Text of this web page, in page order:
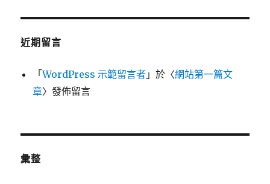
近期留言
「WordPress 示範留言者 」於〈網站第一篇文
章〉發佈留言
彙整